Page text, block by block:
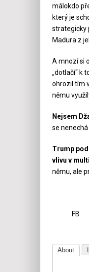
málokdo
který je
strategicky
Madura z
A mnozí si
„dotlačí“ k
ohrozil tím
němu
Nejsem
se
Trump
vlivu v
němu, ale
FB
About